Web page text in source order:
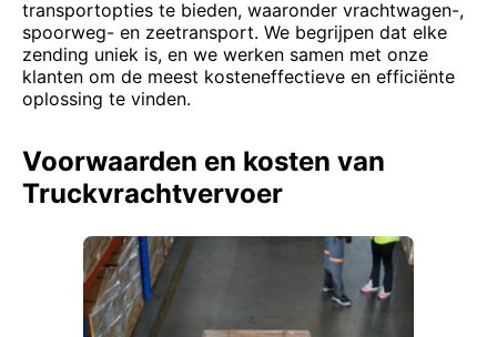
transportopties te bieden, waaronder vrachtwagen-,
spoorweg- en zeetransport. We begrijpen dat elke
zending uniek is, en we werken samen met onze
klanten om de meest kosteneffectieve en efficiënte
oplossing te vinden.
Voorwaarden en kosten van
Truckvrachtvervoer